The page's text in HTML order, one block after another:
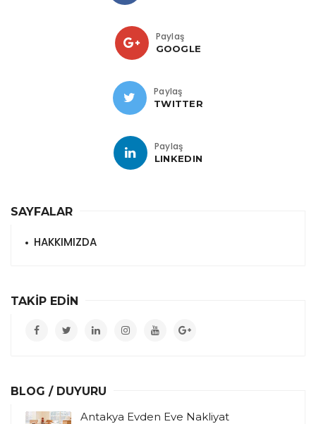
Paylaş
GOOGLE
Paylaş
TWITTER
Paylaş
LINKEDIN
SAYFALAR
HAKKIMIZDA
TAKİP EDİN
BLOG / DUYURU
Antakya Evden Eve Nakliyat